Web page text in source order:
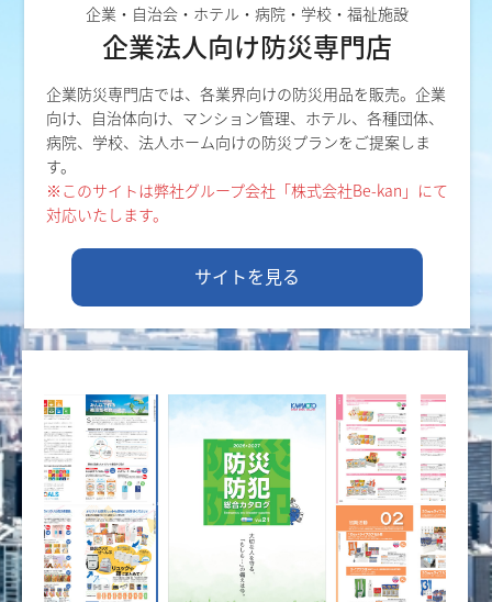
企業・自治会・ホテル・病院・学校・福祉施設
企業法人向け防災専門店
企業防災専門店では、各業界向けの防災用品を販売。企業
向け、自治体向け、マンション管理、ホテル、各種団体、
病院、学校、法人ホーム向けの防災プランをご提案しま
す。
※このサイトは弊社グループ会社「株式会社Be-kan」にて
対応いたします。
サイトを見る